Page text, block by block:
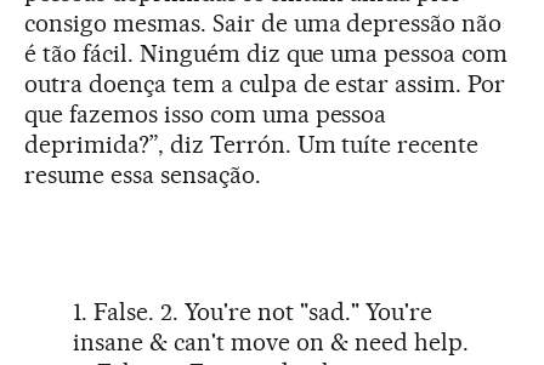
consigo mesmas. Sair de uma depressão não
é tão fácil. Ninguém diz que uma pessoa com
outra doença tem a culpa de estar assim. Por
que fazemos isso com uma pessoa
deprimida?”, diz Terrón. Um tuíte recente
resume essa sensação.
1. False. 2. You're not "sad." You're
insane & can't move on & need help.